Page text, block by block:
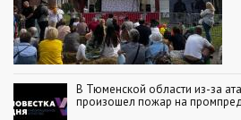
В Тюменской области из-за
произошел пожар на